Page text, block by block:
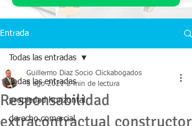
Entrada
Todas las entradas
propiedad horizontal
derecho comercial
Todas las entradas
Responsabilidad
extracontractual constructor
Guillermo Diaz Socio Clickabogados
5 ago 2021 2 min de lectura